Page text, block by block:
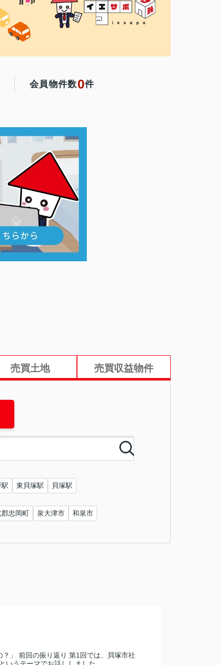
会員物件数0件
売買土地 売買収益物件
東貝塚駅 貝塚駅
郡忠岡町 泉大津市 和泉市
」 前回の振り返り 第1回では、貝塚市社